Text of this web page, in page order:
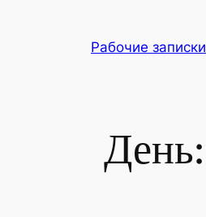
содержимому
Рабочие записки
День: